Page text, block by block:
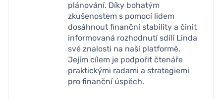
plánování. Díky bohatým
zkušenostem s pomocí lidem
dosáhnout finanční stability a činit
informovaná rozhodnutí sdílí Linda
své znalosti na naší platformě.
Jejím cílem je podpořit čtenáře
praktickými radami a strategiemi
pro finanční úspěch.